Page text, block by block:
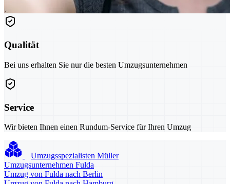
Qualität
Bei uns erhalten Sie nur die besten Umzugsunternehmen
Service
Wir bieten Ihnen einen Rundum-Service für Ihren Umzug
Umzugsspezialisten Müller
Umzugsunternehmen Fulda
Umzug von Fulda nach Berlin